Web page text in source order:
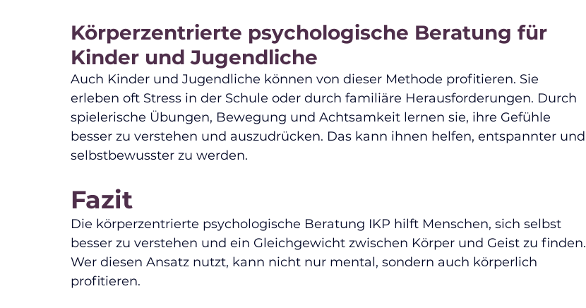
Körperzentrierte psychologische Beratung für
Kinder und Jugendliche
Auch Kinder und Jugendliche können von dieser Methode profitieren. Sie
erleben oft Stress in der Schule oder durch familiäre Herausforderungen. Durch
spielerische Übungen, Bewegung und Achtsamkeit lernen sie, ihre Gefühle
besser zu verstehen und auszudrücken. Das kann ihnen helfen, entspannter und
selbstbewusster zu werden.
Fazit
Die körperzentrierte psychologische Beratung IKP hilft Menschen, sich selbst
besser zu verstehen und ein Gleichgewicht zwischen Körper und Geist zu finden.
Wer diesen Ansatz nutzt, kann nicht nur mental, sondern auch körperlich
profitieren.